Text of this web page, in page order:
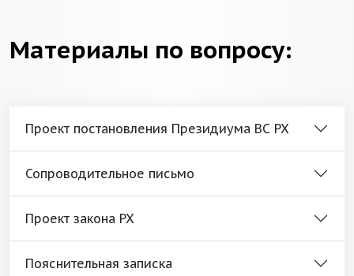
Материалы по вопросу:
Проект постановления Президиума ВС РХ
Сопроводительное письмо
Проект закона РХ
Пояснительная записка